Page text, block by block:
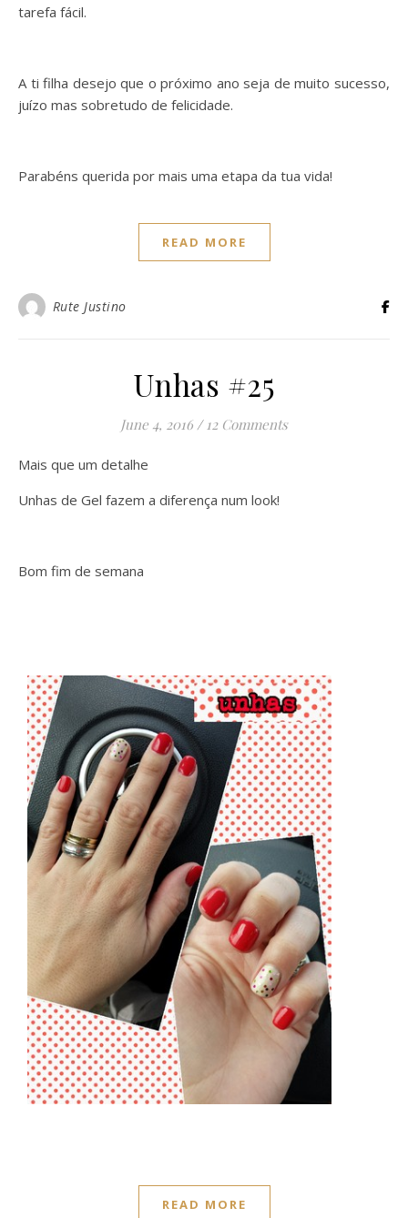
tarefa fácil.
A ti filha desejo que o próximo ano seja de muito sucesso,
juízo mas sobretudo de felicidade.
Parabéns querida por mais uma etapa da tua vida!
READ MORE
Rute Justino
Unhas #25
June 4, 2016 / 12 Comments
Mais que um detalhe
Unhas de Gel fazem a diferença num look!
Bom fim de semana
READ MORE